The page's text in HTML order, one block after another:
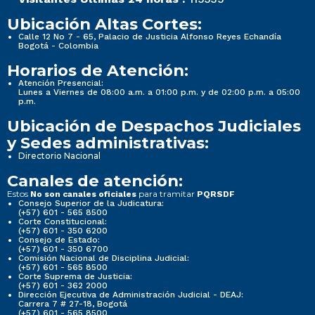
Ubicación Altas Cortes:
Calle 12 No 7 - 65, Palacio de Justicia Alfonso Reyes Echandía
Bogotá - Colombia
Horarios de Atención:
Atención Presencial:
Lunes a Viernes de 08:00 a.m. a 01:00 p.m. y de 02:00 p.m. a 05:00
p.m.
Ubicación de Despachos Judiciales
y Sedes administrativas:
Directorio Nacional
Canales de atención:
Estos No son canales oficiales para tramitar PQRSDF
Consejo Superior de la Judicatura:
(+57) 601 - 565 8500
Corte Constitucional:
(+57) 601 - 350 6200
Consejo de Estado:
(+57) 601 - 350 6700
Comisión Nacional de Disciplina Judicial:
(+57) 601 - 565 8500
Corte Suprema de Justicia:
(+57) 601 - 362 2000
Dirección Ejecutiva de Administración Judicial - DEAJ:
Carrera 7 # 27-18, Bogotá
(+57) 601 - 565 8500